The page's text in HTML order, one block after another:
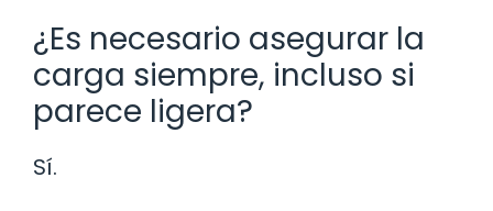
¿Es necesario asegurar la
carga siempre, incluso si
parece ligera?
Sí.